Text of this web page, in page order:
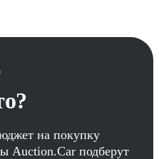
на покупку
Auction.Car подберут